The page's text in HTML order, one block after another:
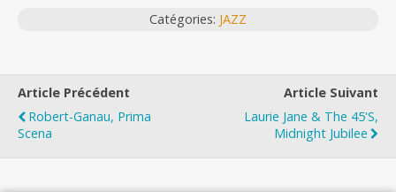
Catégories: JAZZ
Article Précédent
Robert-Ganau, Prima
Scena
Article Suivant
Laurie Jane & The 45's,
Midnight Jubilee